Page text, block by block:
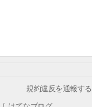
規約違反を通報する